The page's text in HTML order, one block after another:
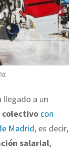
llegado a un
colectivo con
Madrid, es decir,
salarial,